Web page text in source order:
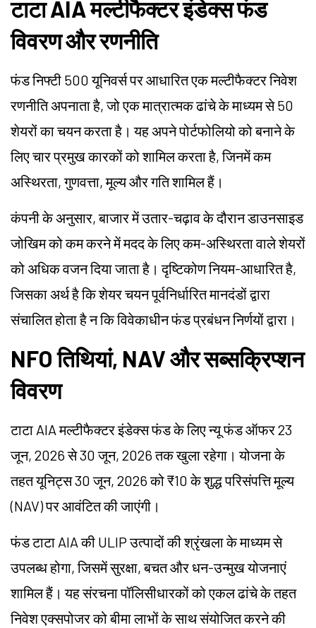
टाटा AIA मल्टीफैक्टर इंडेक्स फंड
विवरण और रणनीति
फंड निफ्टी 500 यूनिवर्स पर आधारित एक मल्टीफैक्टर निवेश
रणनीति अपनाता है, जो एक मात्रात्मक ढांचे के माध्यम से 50
शेयरों का चयन करता है। यह अपने पोर्टफोलियो को बनाने के
लिए चार प्रमुख कारकों को शामिल करता है, जिनमें कम
अस्थिरता, गुणवत्ता, मूल्य और गति शामिल हैं।
कंपनी के अनुसार, बाजार में उतार-चढ़ाव के दौरान डाउनसाइड
जोखिम को कम करने में मदद के लिए कम-अस्थिरता वाले शेयरों
को अधिक वजन दिया जाता है। दृष्टिकोण नियम-आधारित है,
जिसका अर्थ है कि शेयर चयन पूर्वनिर्धारित मानदंडों द्वारा
संचालित होता है न कि विवेकाधीन फंड प्रबंधन निर्णयों द्वारा।
NFO तिथियां, NAV और सब्सक्रिप्शन
विवरण
टाटा AIA मल्टीफैक्टर इंडेक्स फंड के लिए न्यू फंड ऑफर 23
जून, 2026 से 30 जून, 2026 तक खुला रहेगा। योजना के
तहत यूनिट्स 30 जून, 2026 को ₹10 के शुद्ध परिसंपत्ति मूल्य
(NAV) पर आवंटित की जाएंगी।
फंड टाटा AIA की ULIP उत्पादों की श्रृंखला के माध्यम से
उपलब्ध होगा, जिसमें सुरक्षा, बचत और धन-उन्मुख योजनाएं
शामिल हैं। यह संरचना पॉलिसीधारकों को एकल ढांचे के तहत
निवेश एक्सपोजर को बीमा लाभों के साथ संयोजित करने की